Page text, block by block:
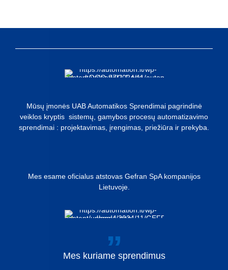
Mūsų įmonės UAB Automatikos Sprendimai pagrindinė
veiklos kryptis sistemų, gamybos procesų automatizavimo
sprendimai : projektavimas, įrengimas, priežiūra ir prekyba.
Mes esame oficialus atstovas Gefran SpA kompanijos
Lietuvoje.
Mes kuriame sprendimus